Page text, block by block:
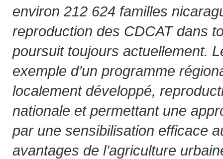
environ 212 624 familles
reproduction des CDCAT dans
poursuit toujours actuellement.
exemple d’un programme
localement développé,
nationale et permettant une
par une sensibilisation efficace
avantages de l’agriculture